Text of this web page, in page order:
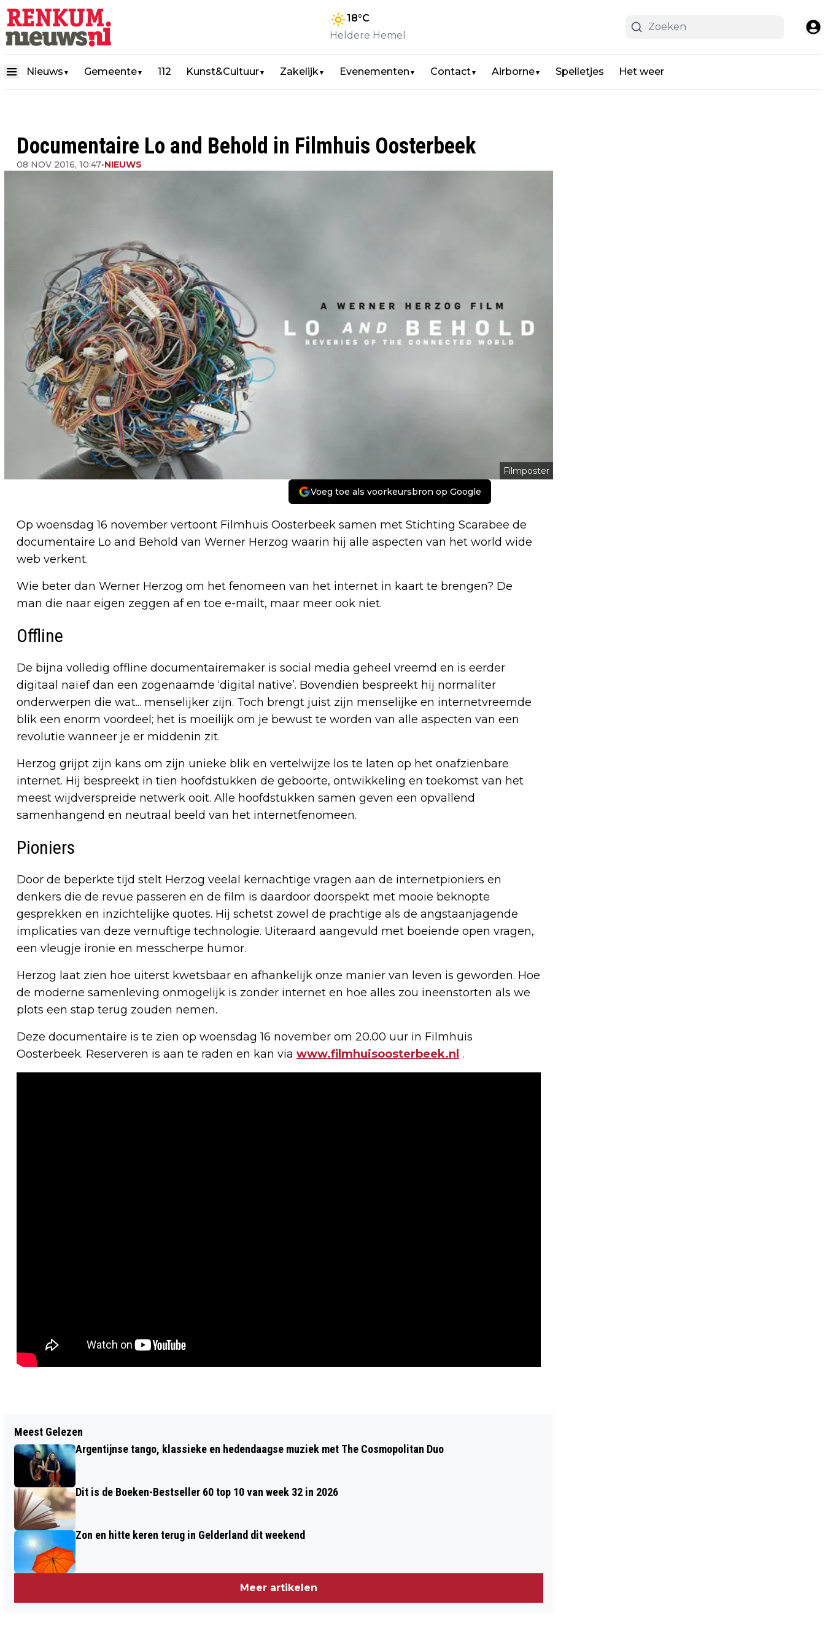
18°C
Heldere Hemel
Nieuws ▼ Gemeente▼ 112 Kunst&Cultuur▼ Zakelijk▼ Evenementen ▼ Contact▼ Airborne▼ Spelletjes Het weer
Documentaire Lo and Behold in Filmhuis Oosterbeek
08 NOV 2016, 10:47•NIEUWS
Filmposter
Voeg toe als voorkeursbron op Google
Op woensdag 16 november vertoont Filmhuis Oosterbeek samen met Stichting Scarabee de
documentaire Lo and Behold van Werner Herzog waarin hij alle aspecten van het world wide
web verkent.
Wie beter dan Werner Herzog om het fenomeen van het internet in kaart te brengen? De
man die naar eigen zeggen af en toe e-mailt, maar meer ook niet.
Offline
De bijna volledig offline documentairemaker is social media geheel vreemd en is eerder
digitaal naïef dan een zogenaamde ‘digital native’. Bovendien bespreekt hij normaliter
onderwerpen die wat... menselijker zijn. Toch brengt juist zijn menselijke en internetvreemde
blik een enorm voordeel; het is moeilijk om je bewust te worden van alle aspecten van een
revolutie wanneer je er middenin zit.
Herzog grijpt zijn kans om zijn unieke blik en vertelwijze los te laten op het onafzienbare
internet. Hij bespreekt in tien hoofdstukken de geboorte, ontwikkeling en toekomst van het
meest wijdverspreide netwerk ooit. Alle hoofdstukken samen geven een opvallend
samenhangend en neutraal beeld van het internetfenomeen.
Pioniers
Door de beperkte tijd stelt Herzog veelal kernachtige vragen aan de internetpioniers en
denkers die de revue passeren en de film is daardoor doorspekt met mooie beknopte
gesprekken en inzichtelijke quotes. Hij schetst zowel de prachtige als de angstaanjagende
implicaties van deze vernuftige technologie. Uiteraard aangevuld met boeiende open vragen,
een vleugje ironie en messcherpe humor.
Herzog laat zien hoe uiterst kwetsbaar en afhankelijk onze manier van leven is geworden. Hoe
de moderne samenleving onmogelijk is zonder internet en hoe alles zou ineenstorten als we
plots een stap terug zouden nemen.
Deze documentaire is te zien op woensdag 16 november om 20.00 uur in Filmhuis
Oosterbeek. Reserveren is aan te raden en kan via www.filmhuisoosterbeek.nl .
WIE STAPT ER TIJDENS PRINZ'NAVOND
UIT DE WELBEKENDE
DWARSLIGGERSTREIN?
PRESENTEERT SHOW 'BROADWAY
Meest Gelezen
Argentijnse tango, klassieke en hedendaagse muziek met The Cosmopolitan Duo
Dit is de Boeken-Bestseller 60 top 10 van week 32 in 2026
Zon en hitte keren terug in Gelderland dit weekend
Meer artikelen